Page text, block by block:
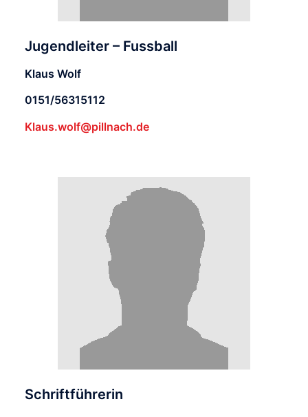
Jugendleiter – Fussball
Klaus Wolf
0151/56315112
Klaus.wolf@pillnach.de
Schriftführerin